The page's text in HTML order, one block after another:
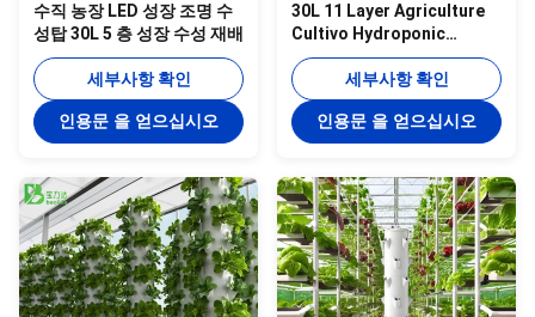
수직 농장 LED 성장 조명 수
성탑 30L 5 층 성장 수성 재배
세부사항 확인
인용문 을 얻으십시오
30L 11 Layer Agriculture
Cultivo Hydroponic
Vertical Hydroponic
Tower Growing Lettuce 농
산물 농산물 농산물 농산물
세부사항 확인
인용문 을 얻으십시오